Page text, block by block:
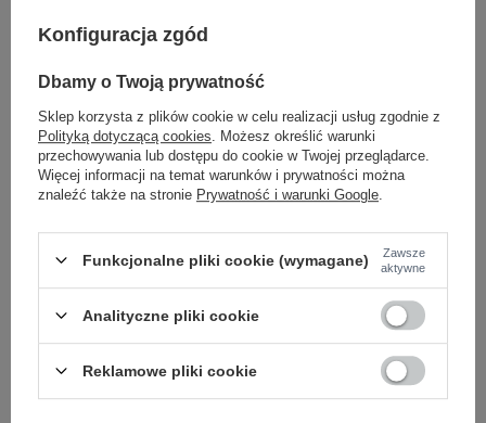
elastan
sposób prania : pranie w pralce w 30°C
Kod produktu
IT-SK-21171.51
Marka
RUE PARIS
wizytowe
na imprezę
dominujący
materiał
poliester
Konfiguracja zgód
Dbamy o Twoją prywatność
Sklep korzysta z plików cookie w celu realizacji usług zgodnie z
Polityką dotyczącą cookies . Możesz określić warunki
przechowywania lub dostępu do cookie w Twojej przeglądarce.
Więcej informacji na temat warunków i prywatności można
znaleźć także na stronie Prywatność i warunki Google
Funkcjonalne pliki cookie (wymagane)
Zawsze
aktywne
Analityczne pliki cookie
Reklamowe pliki cookie